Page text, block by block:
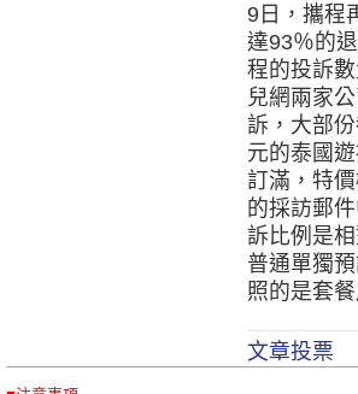
9日，攜程
達93％的
程的投訴
兒網兩家
訴，大部
元的泰國
訂滿，特
的採訪郵
訴比例是
普通單獨
照的是套
文章投票